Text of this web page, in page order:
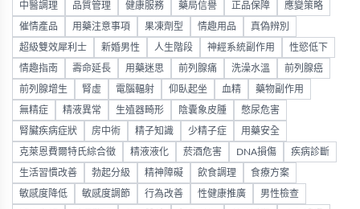
中醫調理 品質管理 健康服務 藥局信譽 正品保障 應變策略
催情產品 用藥注意事項 果凍劑型 情趣用品 真偽辨別
超級雙效犀利士 新婚男性 人生階段 神經系統副作用 性慾低下
情趣指南 壽命延長 用藥迷思 前列腺痛 洗澡水溫 前列腺癌
前列腺增生 腎虛 電腦輻射 仰臥起坐 血精 藥物副作用
無精症 精液異常 生殖器畸形 陰囊象皮腫 憋尿危害
腎臟疾病症狀 房中術 精子知識 少精子症 用藥安全
克萊恩費爾特氏綜合徵 精液液化 菸酒危害 DNA損傷 疾病診斷
生活習慣改善 勃起分級 精神障礙 飲食調理 食療方案
敏感度降低 敏感度調節 行為改善 性健康推廣 男性檢查